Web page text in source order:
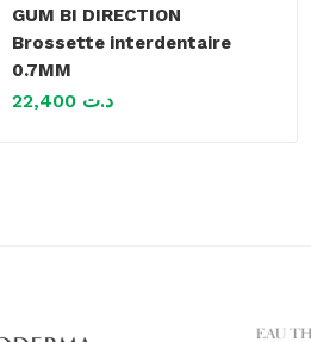
GUM BI DIRECTION
Brossette interdentaire
0.7MM
د.ت